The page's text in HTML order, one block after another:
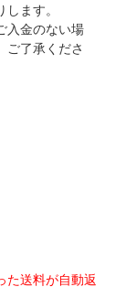
ます。
入金のない場
ご了承くださ
た送料が自動返